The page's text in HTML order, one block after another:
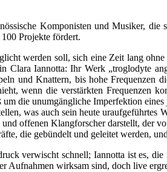
Komponisten und Musiker,
Projekte fördert.
werden soll, sich eine Zeit lang
Clara Iannotta: Ihr Werk „troglodyte
und Knattern, bis hohe
wenn die verstärkten Frequenzen
die unumgängliche Imperfektion
was auch sein heute uraufgeführtes
offenen Klangforscher darstellt, der
die gebündelt und geleitet werden,
verwischt schnell; Iannotta ist es,
Aufnahmen wirksam sind, doch live